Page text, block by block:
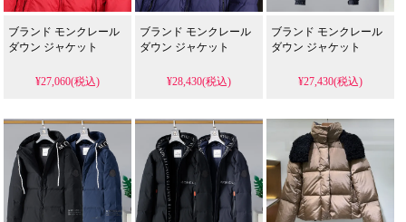
ブランド モンクレール
ダウン ジャケット
¥27,060(税込)
ブランド モンクレール
ダウン ジャケット
¥28,430(税込)
ブランド モンクレール
ダウン ジャケット
¥27,430(税込)